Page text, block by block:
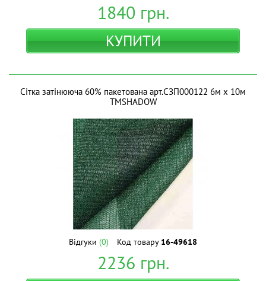
1840 грн.
КУПИТИ
Сітка затінююча 60% пакетована арт.СЗП000122 6м х 10м
ТМSHADOW
Відгуки (0) Код товару 16-49618
2236 грн.